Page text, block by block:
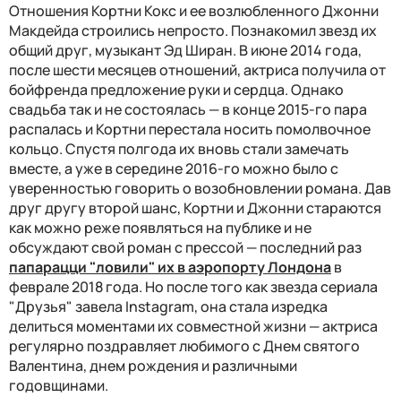
Отношения Кортни Кокс и ее возлюбленного Джонни
Макдейда строились непросто. Познакомил звезд их
общий друг, музыкант Эд Ширан. В июне 2014 года,
после шести месяцев отношений, актриса получила от
бойфренда предложение руки и сердца. Однако
свадьба так и не состоялась — в конце 2015-го пара
распалась и Кортни перестала носить помолвочное
кольцо. Спустя полгода их вновь стали замечать
вместе, а уже в середине 2016-го можно было с
уверенностью говорить о возобновлении романа. Дав
друг другу второй шанс, Кортни и Джонни стараются
как можно реже появляться на публике и не
обсуждают свой роман с прессой — последний раз
папарацци "ловили" их в аэропорту Лондонав
феврале 2018 года. Но после того как звезда сериала
"Друзья" завела Instagram, она стала изредка
делиться моментами их совместной жизни — актриса
регулярно поздравляет любимого с Днем святого
Валентина, днем рождения и различными
годовщинами.